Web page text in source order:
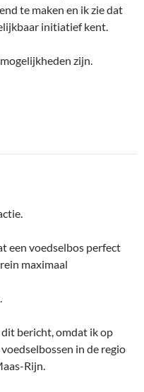
te maken en ik zie dat
initiatief kent.
zijn.
een voedselbos perfect
maximaal
bericht, omdat ik op
in de regio
Rijn.